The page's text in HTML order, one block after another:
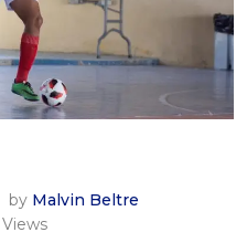
by Malvin Beltre
Views